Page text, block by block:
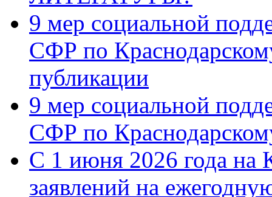
9 мер социальной
СФР по
публикации
9 мер социальной
СФР по
С 1 июня 2026 года на
заявлений на